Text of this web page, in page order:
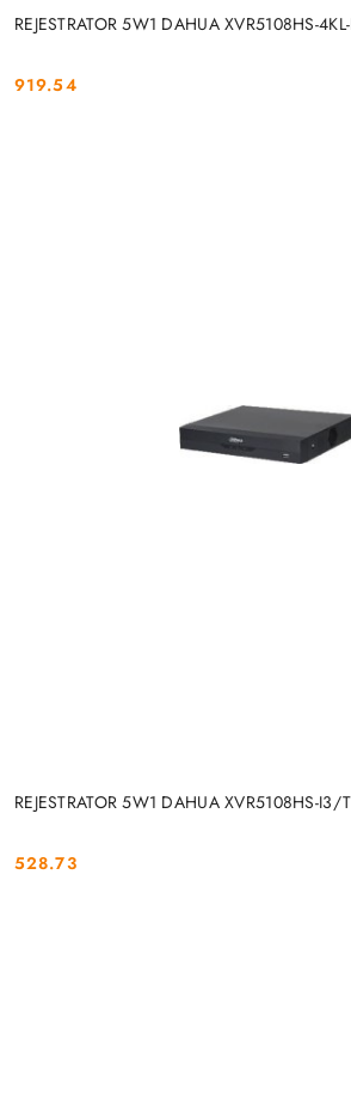
REJESTRATOR 5W1 DAHUA XVR5108HS-
Cena:
919.54
REJESTRATOR 5W1 DAHUA XVR5108HS-I3/
Cena:
528.73